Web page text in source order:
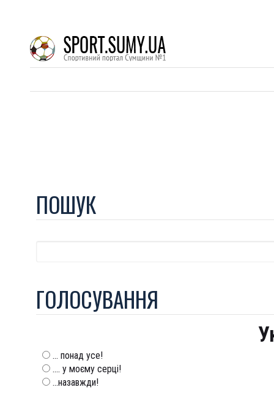
ПОШУК
ГОЛОСУВАННЯ
... понад усе!
.... у моєму серці!
...назавжди!